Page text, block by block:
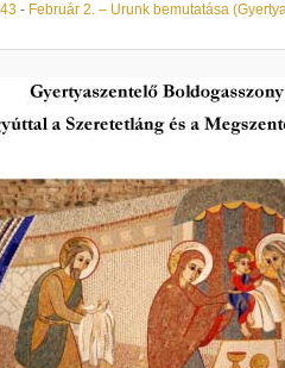
- Február 2. – Urunk bemutatása